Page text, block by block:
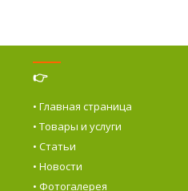
👉
• Главная страница
• Товары и услуги
• Статьи
• Новости
• Фотогалерея